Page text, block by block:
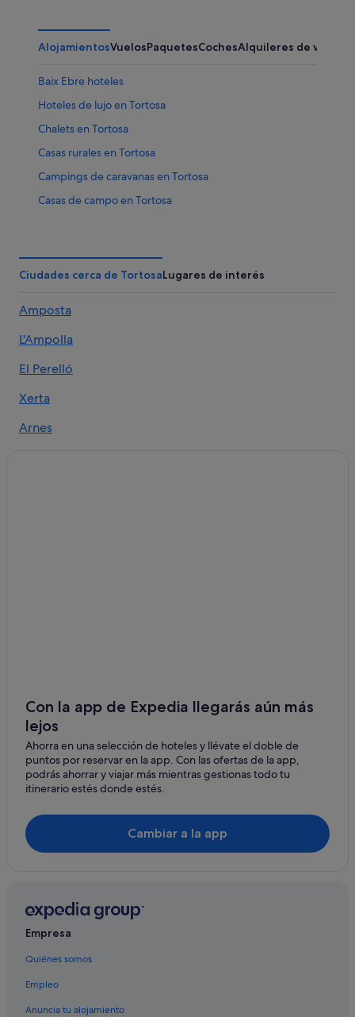
AlojamientosVuelosPaquetesCochesAlquileres de
Baix Ebre hoteles
Hoteles de lujo en Tortosa
Chalets en Tortosa
Casas rurales en Tortosa
Campings de caravanas en Tortosa
Casas de campo en Tortosa
Hoteles cerca de Reales Colegios y centro de
interpretación del Renacimiento
Hoteles con bar en Tortosa
Hoteles cerca de Els Ports
Paradores hoteles en Tortosa
Pensiones en Tortosa
Hoteles con casino en Tortosa
Hoteles de aventura en Tortosa
Hoteles en la playa en Tortosa
Hoteles cerca de Castillo de la Suda
Casas de campo en Bítem
Hoteles con restaurante en Tortosa
Casas privadas de vacaciones en Tortosa
Hoteles cerca de Catedral de Santa María de Tortosa
Ciudades cerca de TortosaLugares de interés
Amposta
L'Ampolla
El Perelló
Xerta
Arnes
Santa Bárbara
Campredó
Els Reguers
Con la app de Expedia llegarás aún más
lejos
Ahorra en una selección de hoteles y llévate el doble de
puntos por reservar en la app. Con las ofertas de la app,
podrás ahorrar y viajar más mientras gestionas todo tu
itinerario estés donde estés.
Cambiar a la app
Empresa
Quiénes somos
Empleo
Anuncia tu alojamiento